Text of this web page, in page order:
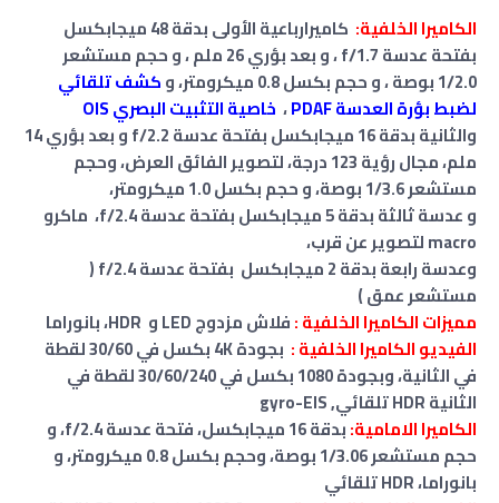
الكاميرا الخلفية: كاميرارباعية
الأولى بدقة 48 ميجابكسل
بفتحة عدسة f/1.7 ، و بعد بؤري 26 ملم ، و حجم مستشعر
1/2.0 بوصة ، و حجم بكسل 0.8 ميكرومتر، و
كشف تلقائي
لضبط بؤرة العدسة PDAF
، خاصية التثبيت البصري OIS
والثانية بدقة 16 ميجابكسل بفتحة عدسة f/2.2
و بعد بؤري 14
ملم، مجال رؤية 123 درجة، لتصوير الفائق العرض
، وحجم
مستشعر 1/3.6 بوصة، و حجم بكسل 1.0 ميكرومتر،
و عدسة ثالثة
بدقة 5 ميجابكسل بفتحة عدسة f/2.4، ماكرو
macro لتصوير عن قرب،
وعدسة رابعة بدقة 2 ميجابكسل بفتحة عدسة f/2.4 (
مستشعر عمق )
مميزات الكاميرا الخلفية :فلاش مزدوج LED و HDR، بانوراما
الفيديو الكاميرا الخلفية :
بجودة 4K بكسل في 30/60 لقطة
في الثانية، وبجودة 1080 بكسل في 30/60/240 لقطة في
الثانية HDR تلقائي, gyro-EIS
الكاميرا الامامية:
بدقة 16 ميجابكسل، فتحة عدسة f/2.4، و
حجم مستشعر 1/3.06 بوصة، وحجم بكسل 0.8 ميكرومتر، و
بانوراما، HDR تلقائي